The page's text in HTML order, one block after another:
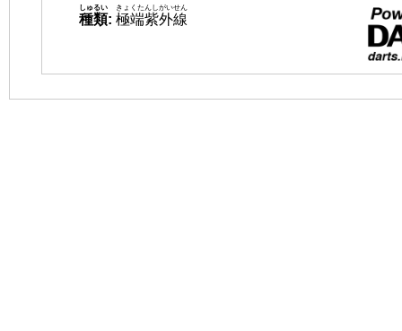
種類
しゅるい
: 極端紫外線
きょくたんしがいせん